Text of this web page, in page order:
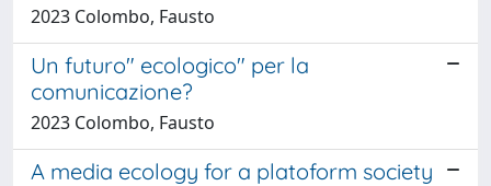
2023 Colombo, Fausto
Un futuro" ecologico" per la
comunicazione?
2023 Colombo, Fausto
A media ecology for a platoform society